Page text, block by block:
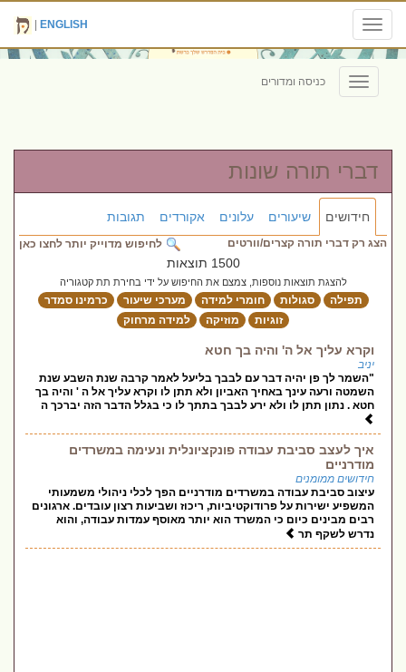
Toggle
navigation
ENGLISH
Toggle
navigation
כניסה ומדורים
דברי תורה שונות
חידושים שיעורים עלונים אקורדים תגובות
לחיפוש מדוייק יותר לחצו כאן הצג רק דברי תורה קצרים/וורטים
1500 תוצאות
להצגת תוצאות נוספות, צמצם את החיפוש על ידי בחירת תת קטגוריה
תפילה סגולות חומרי למידה מערכי שיעור
כרמינו סמדר
זוגיות
מוזיקה למידה מרחוק
וקרא עליך אל ה' והיה בך חטא
יניב
"השמר לך פן יהיה דבר עם לבבך בליעל לאמר קרבה שנת השבע שנת
השמטה ורעה עינך באחיך האביון ולא תתן לו וקרא עליך אל ה ' והיה בך
חטא . נתון תתן לו ולא ירע לבבך בתתך לו כי בגלל הדבר הזה יברכך ה
איך לעצב סביבת עבודה פונקציונלית ונעימה במשרדים
מודרניים
חידושים ממומנים
עיצוב סביבת עבודה במשרדים מודרניים הפך לכלי ניהולי משמעותי
המשפיע ישירות על פרודוקטיביות, ריכוז ושביעות רצון עובדים. ארגונים
רבים מבינים כיום כי המשרד הוא יותר מאוסף עמדות עבודה, והוא
נדרש לשקף תר